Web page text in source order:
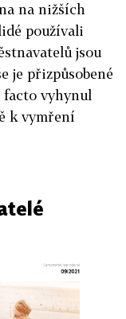
na nižších
používali
jsou
je přizpůsobené
facto vyhynul
k vymření